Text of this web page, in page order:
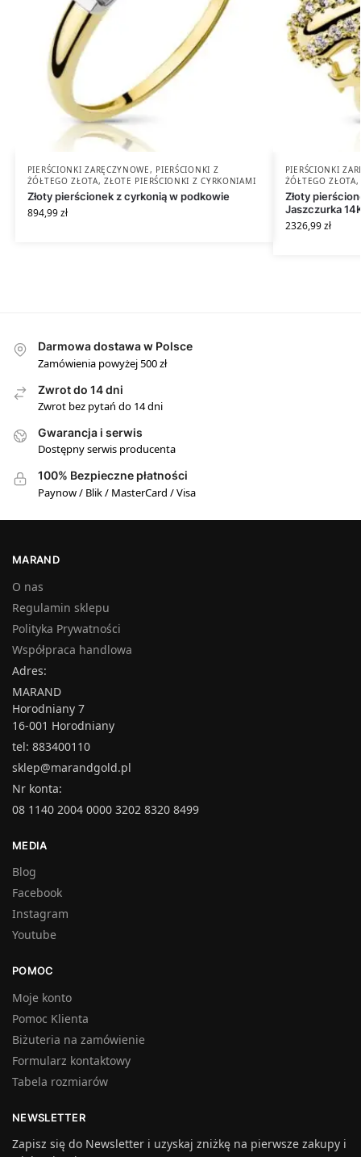
PIERŚCIONKI ZARĘCZYNOWE, PIERŚCIONKI Z
ŻÓŁTEGO ZŁOTA,ZŁOTE PIERŚCIONKI Z CYRKONIAMI
Złoty pierścionek z cyrkonią w podkowie
894,99zł
PIERŚCIONKI
ŻÓŁTEGO ZŁOTA
Złoty
Jaszczurka
2326,99zł
Darmowa dostawa w Polsce
Zamówienia powyżej 500 zł
Zwrot do 14 dni
Zwrot bez pytań do 14 dni
Gwarancja i serwis
Dostępny serwis producenta
100% Bezpieczne płatności
Paynow / Blik / MasterCard / Visa
MARAND
O nas
Regulamin sklepu
Polityka Prywatności
Współpraca handlowa
Adres:
MARAND
Horodniany 7
16-001 Horodniany
tel: 883400110
sklep@marandgold.pl
Nr konta:
08 1140 2004 0000 3202 8320 8499
MEDIA
Blog
Facebook
Instagram
Youtube
POMOC
Moje konto
Pomoc Klienta
Biżuteria na zamówienie
Formularz kontaktowy
Tabela rozmiarów
NEWSLETTER
Zapisz się do Newsletter i uzyskaj zniżkę na pierwsze zakupy i